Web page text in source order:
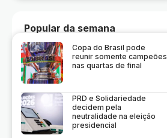
Popular da semana
Copa do Brasil pode
reunir somente campeões
nas quartas de final
PRD e Solidariedade
decidem pela
neutralidade na eleição
presidencial